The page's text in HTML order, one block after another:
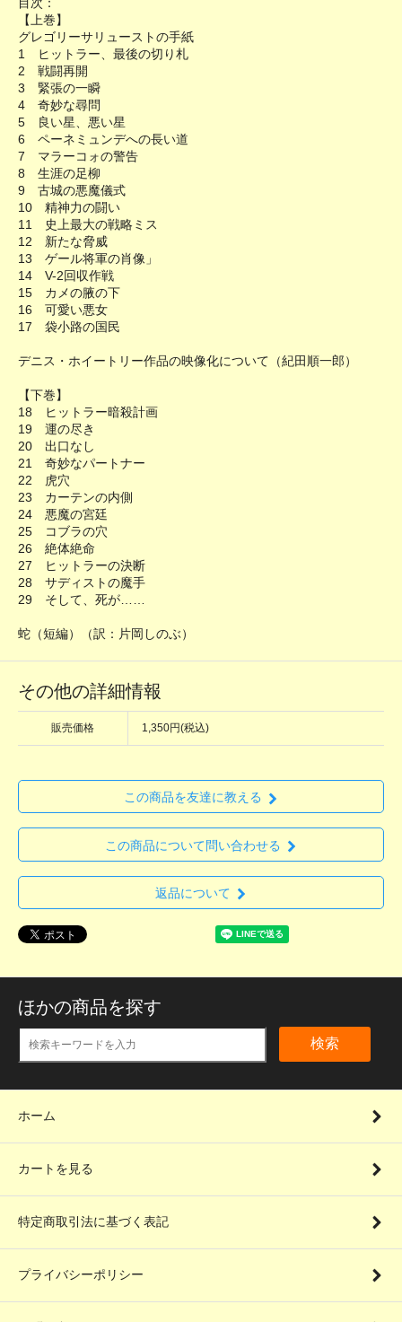
【上巻】
グレゴリーサリューストの手紙
1 ヒットラー、最後の切り札
2 戦闘再開
3 緊張の一瞬
4 奇妙な尋問
5 良い星、悪い星
6 ペーネミュンデへの長い道
7 マラーコォの警告
8 生涯の足柳
9 古城の悪魔儀式
10 精神力の闘い
11 史上最大の戦略ミス
12 新たな脅威
13 ゲール将軍の肖像」
14 V-2回収作戦
15 カメの腋の下
16 可愛い悪女
17 袋小路の国民
デニス・ホイートリー作品の映像化について（紀田順一郎）
【下巻】
18 ヒットラー暗殺計画
19 運の尽き
20 出口なし
21 奇妙なパートナー
22 虎穴
23 カーテンの内側
24 悪魔の宮廷
25 コブラの穴
26 絶体絶命
27 ヒットラーの決断
28 サディストの魔手
29 そして、死が……
蛇（短編）（訳：片岡しのぶ）
その他の詳細情報
販売価格 1,350円(税込)
この商品を友達に教える
この商品について問い合わせる
返品について
ほかの商品を探す
検索
ホーム
カートを見る
特定商取引法に基づく表記
プライバシーポリシー